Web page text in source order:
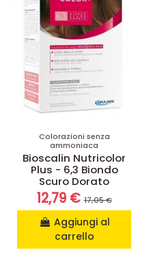
Colorazioni senza
ammoniaca
Bioscalin Nutricolor
Plus - 6,3 Biondo
Scuro Dorato
12,79 €17,05 €
Aggiungi al
carrello